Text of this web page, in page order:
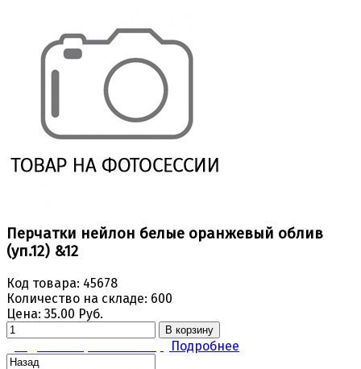
Перчатки нейлон белые оранжевый облив
(уп.12) &12
Код товара: 45678
Количество на складе: 600
Цена: 35.00 Руб.
В корзину
Подробнее